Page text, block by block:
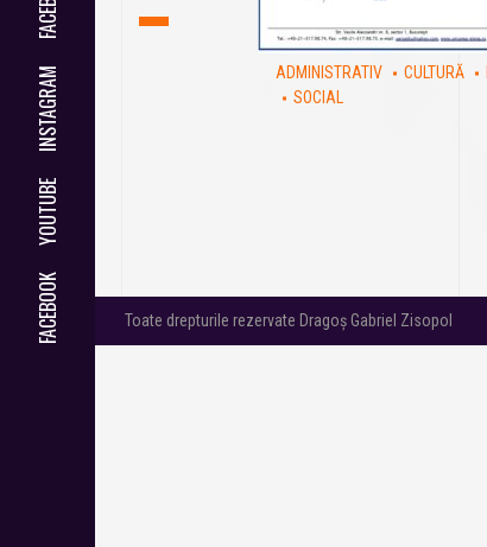
FACEBOOK
YOUTUBE
INSTAGRAM ADMINISTRATIV CULTURĂ
SOCIAL
Toate drepturile rezervate Dragoș Gabriel Zisopol